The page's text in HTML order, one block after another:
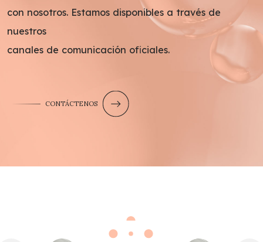
con nosotros. Estamos disponibles a través de
nuestros
canales de comunicación oficiales.
CONTÁCTENOS